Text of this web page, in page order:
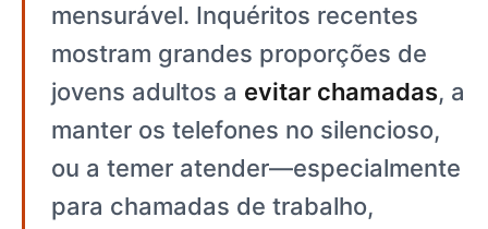
mensurável. Inquéritos recentes
mostram grandes proporções de
jovens adultos a evitar chamadas, a
manter os telefones no silencioso,
ou a temer atender—especialmente
para chamadas de trabalho,